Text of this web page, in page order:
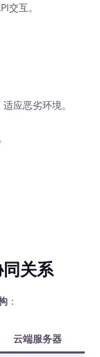
交互。
应恶劣环境。
关系
：
云端服务器